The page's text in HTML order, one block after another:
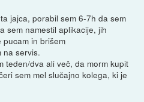
jajca, porabil sem 6-7h da sem
sem namestil aplikacije, jih
in brišem
na servis.
teden/dva ali več, da morm kupit
sem mel slučajno kolega, ki je